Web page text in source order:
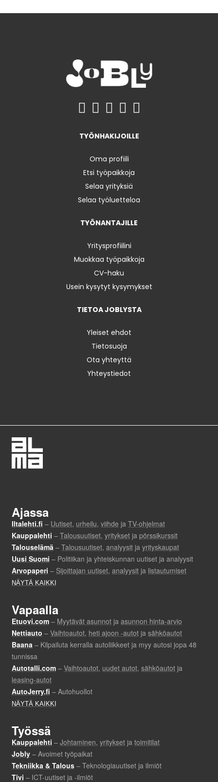
TYÖNHAKIJOILLE
Oma profiili
Etsi työpaikkoja
Selaa yrityksiä
Selaa työluetteloa
TYÖNANTAJILLE
Yritysprofiilini
Muokkaa työpaikkoja
CV-haku
Usein kysytyt kysymykset
TIETOA JOBLYSTA
Yleiset ehdot
Tietosuoja
Ota yhteyttä
Yhteystiedot